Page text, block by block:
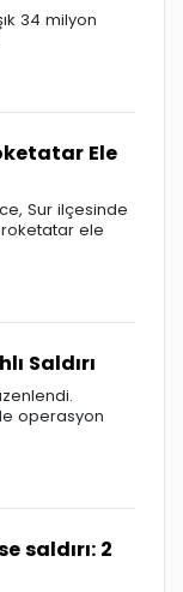
34 milyon
Ele
Sur ilçesinde
ele
Saldırı
operasyon
saldırı: 2